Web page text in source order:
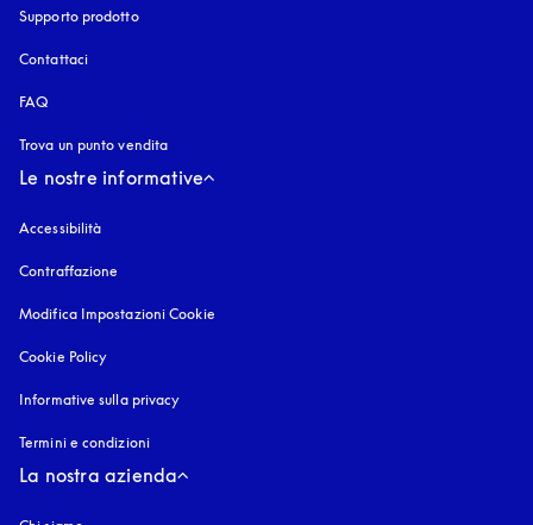
Supporto prodotto
Contattaci
FAQ
Trova un punto vendita
Le nostre informative
Accessibilità
Contraffazione
Modifica Impostazioni Cookie
Cookie Policy
Informative sulla privacy
Termini e condizioni
La nostra azienda